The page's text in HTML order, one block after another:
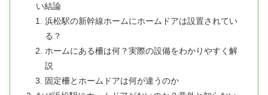
い結論
浜松駅の新幹線ホームにホームドアは設置されてい
る？
ホームにある柵は何？実際の設備をわかりやすく解
説
固定柵とホームドアは何が違うのか